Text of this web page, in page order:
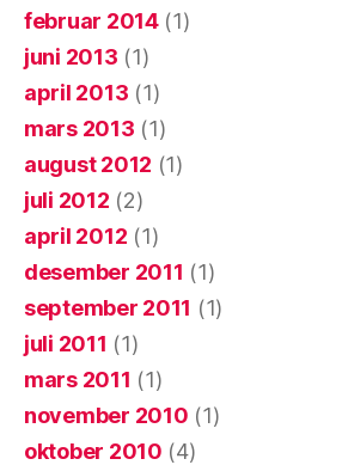
februar 2014(1)
juni 2013 (1)
april 2013 (1)
mars 2013 (1)
august 2012 (1)
juli 2012 (2)
april 2012 (1)
desember 2011 (1)
september 2011 (1)
juli 2011 (1)
mars 2011 (1)
november 2010 (1)
oktober 2010 (4)